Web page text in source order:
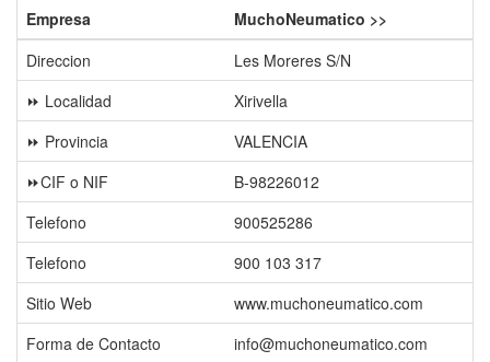
Empresa
MuchoNeumatico >>
Direccion
Les Moreres S/N
⏩ Localidad
Xirivella
⏩ Provincia
VALENCIA
⏩CIF o NIF
B-98226012
Telefono
900525286
Telefono
900 103 317
Sitio Web
www.muchoneumatico.com
Forma de Contacto
info@muchoneumatico.com